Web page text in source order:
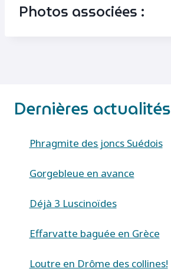
Photos associées :
Dernières actualités
Phragmite des joncs Suédois
Gorgebleue en avance
Déjà 3 Luscinoïdes
Effarvatte baguée en Grèce
Loutre en Drôme des collines!